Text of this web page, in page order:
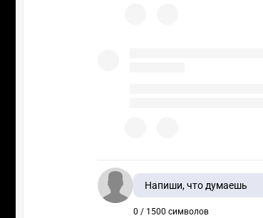
Напиши, что думаешь
0 / 1500 символов